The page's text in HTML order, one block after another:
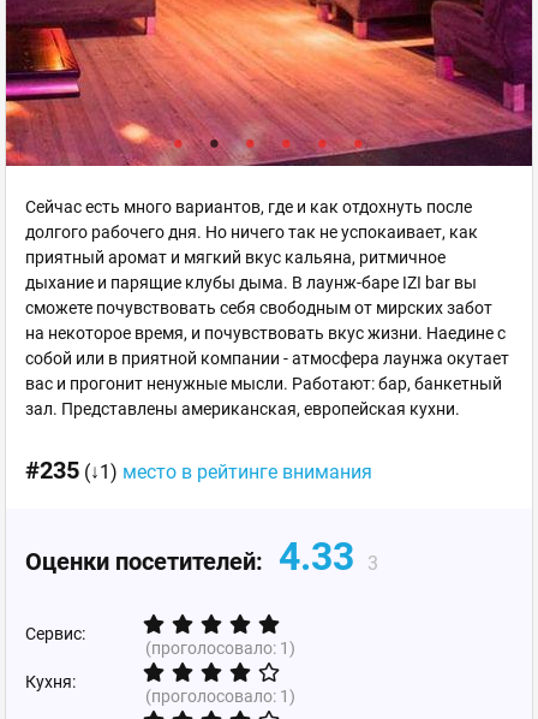
Сейчас есть много вариантов, где и как отдохнуть после
долгого рабочего дня. Но ничего так не успокаивает, как
приятный аромат и мягкий вкус кальяна, ритмичное
дыхание и парящие клубы дыма. В лаунж-баре IZI bar вы
сможете почувствовать себя свободным от мирских забот
на некоторое время, и почувствовать вкус жизни. Наедине с
собой или в приятной компании - атмосфера лаунжа окутает
вас и прогонит ненужные мысли. Работают: бар, банкетный
зал. Представлены американская, европейская кухни.
#235 (↓1) место в рейтинге внимания
Оценки посетителей: 4.33 3
Сервис:
(проголосовало: 1)
Кухня:
(проголосовало: 1)